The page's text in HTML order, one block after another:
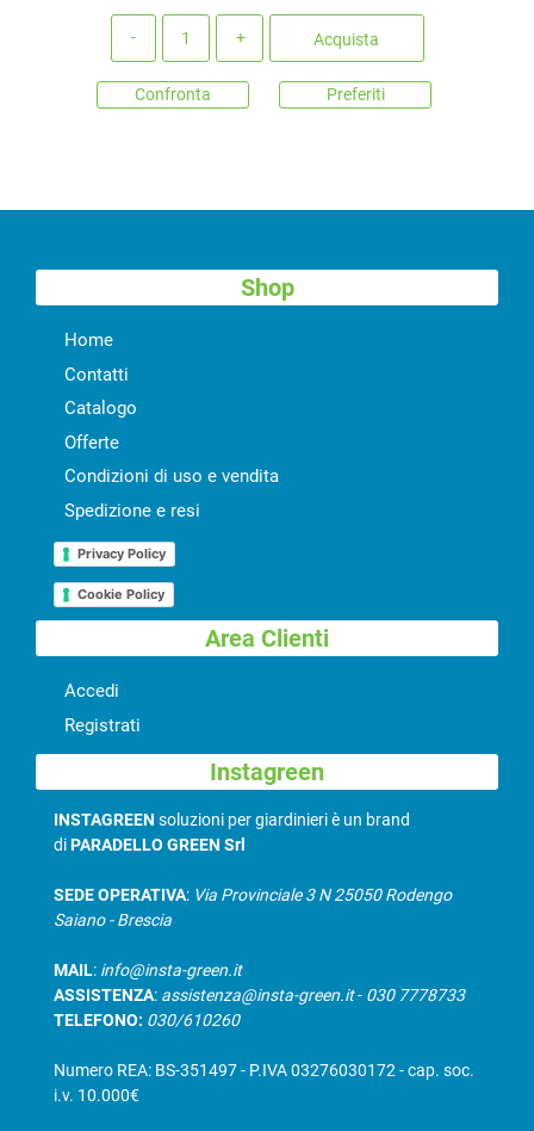
Acquista
Confronta Preferiti
Shop
Home
Contatti
Catalogo
Offerte
Condizioni di uso e vendita
Spedizione e resi
Privacy Policy
Cookie Policy
Area Clienti
Accedi
Registrati
Instagreen
INSTAGREEN soluzioni per giardinieri è un brand
diPARADELLO GREEN Srl
SEDE OPERATIVA: Via Provinciale 3 N 25050 Rodengo
Saiano - Brescia
MAIL: info@insta-green.it
ASSISTENZA: assistenza@insta-green.it- 030 7778733
TELEFONO: 030/610260
Numero REA: BS-351497 - P.IVA 03276030172 - cap. soc.
i.v. 10.000€